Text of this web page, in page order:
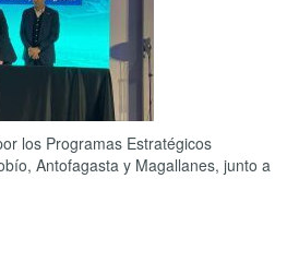
los Programas Estratégicos
Antofagasta y Magallanes, junto a